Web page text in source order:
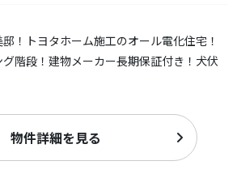
！トヨタホーム施工のオール電化住宅！
グ階段！建物メーカー長期保証付き！犬伏
物件詳細を見る